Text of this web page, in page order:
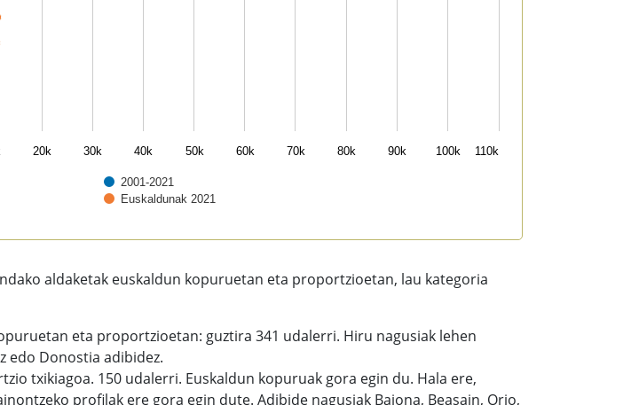
2001-2021
Euskaldunak 2021
20k 30k 40k 50k 60k 70k 80k 90k 100k 110k
aldaketak euskaldun kopuruetan eta proportzioetan, lau kategoria
eta proportzioetan: guztira 341 udalerri. Hiru nagusiak lehen
edo Donostia adibidez.
txikiagoa. 150 udalerri. Euskaldun kopuruak gora egin du. Hala ere,
profilak ere gora egin dute. Adibide nagusiak Baiona, Beasain, Orio,